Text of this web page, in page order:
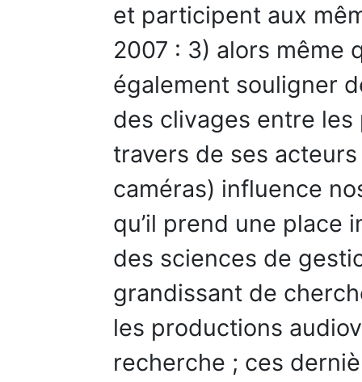
et participent aux
2007 : 3) alors même
également souligner
des clivages entre les
travers de ses
caméras) influence
qu’il prend une place
des sciences de
grandissant de
les productions
recherche ; ces